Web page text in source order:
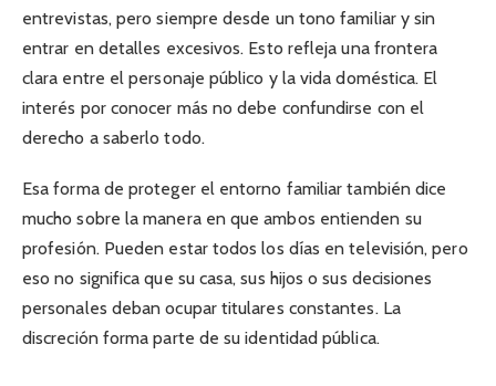
entrevistas, pero siempre desde un tono familiar y sin
entrar en detalles excesivos. Esto refleja una frontera
clara entre el personaje público y la vida doméstica. El
interés por conocer más no debe confundirse con el
derecho a saberlo todo.
Esa forma de proteger el entorno familiar también dice
mucho sobre la manera en que ambos entienden su
profesión. Pueden estar todos los días en televisión, pero
eso no significa que su casa, sus hijos o sus decisiones
personales deban ocupar titulares constantes. La
discreción forma parte de su identidad pública.